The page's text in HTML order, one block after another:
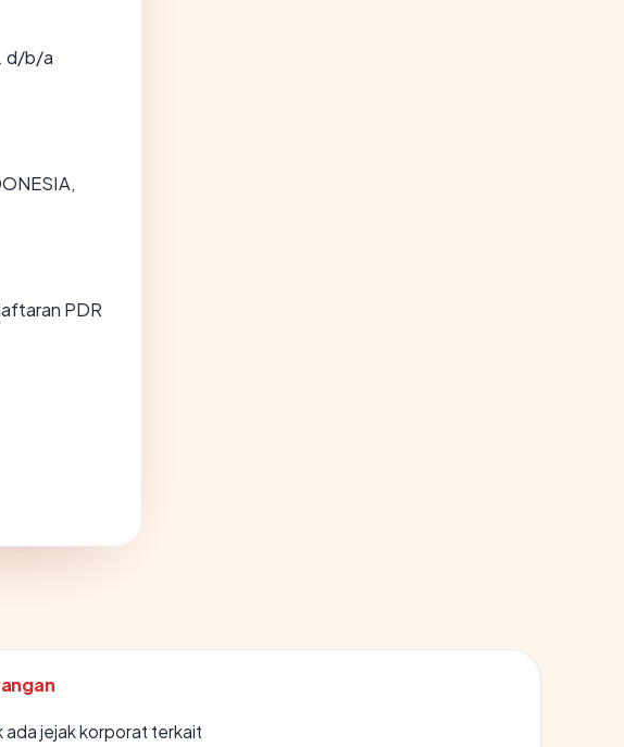
d/b/a
PDR
ada jejak korporat terkait